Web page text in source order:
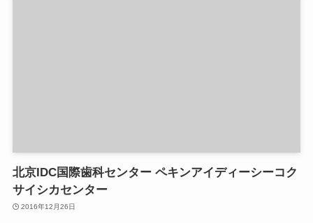
北京IDC国際歯科センター ペキンアイディーシーコク
サイシカセンター
2016年12月26日